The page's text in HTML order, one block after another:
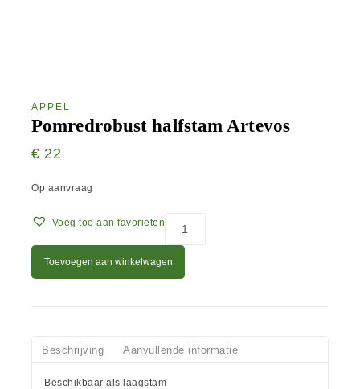
APPEL
Pomredrobust halfstam Artevos
€ 22
Op aanvraag
Voeg toe aan favorieten
Toevoegen aan winkelwagen
Beschrijving Aanvullende informatie
Beschikbaar als laagstam